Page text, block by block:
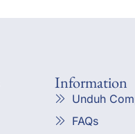
Information
Unduh
FAQs